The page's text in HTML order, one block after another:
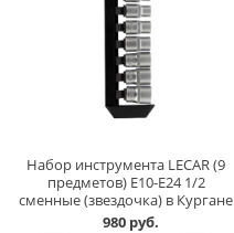
Набор инструмента LECAR (9
предметов) Е10-Е24 1/2
сменные (звездочка) в Кургане
980 руб.